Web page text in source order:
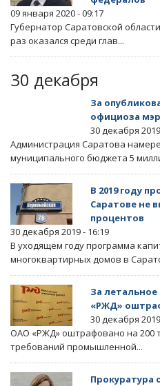
09 января 2020 - 09:17
Губернатор Саратовской
раз оказался среди глав...
30 декабря
За
официоза
30 декабря
Администрация Саратова
муниципального бюджета 5
В 2019 году
Саратове не
процентов
30 декабря 2019 - 16:19
В уходящем году программа
многоквартирных домов в
За
«РЖД»
30 декабря
ОАО «РЖД» оштрафовано на 200
требований промышленной...
Прокуратура